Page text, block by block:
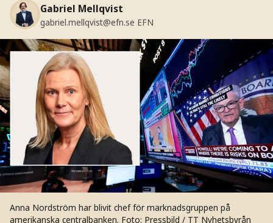
Gabriel Mellqvist
gabriel.mellqvist@efn.se EFN
Anna Nordström har blivit chef för marknadsgruppen på
amerikanska centralbanken. Foto: Pressbild / TT Nyhetsbyrån